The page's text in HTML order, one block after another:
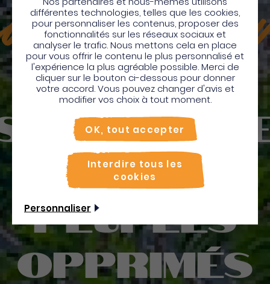
pour les
peuples
opprimés
Bienvenue en Martinique
Pour profiter de votre séjour et trouver des
activités en quelques clics, activez le mode “sur
place”.
Utiliser le mode surplace
différentes technologies, telles que les cookies,
pour personnaliser les contenus, proposer des
fonctionnalités sur les réseaux sociaux et
analyser le trafic. Nous mettons cela en place
pour vous offrir le contenu le plus personnalisé et
l'expérience la plus agréable possible. Merci de
cliquer sur le bouton ci-dessous pour donner
votre accord. Vous pouvez changer d'avis et
modifier vos choix à tout moment.
OK, tout accepter
Interdire tous les
cookies
Personnaliser